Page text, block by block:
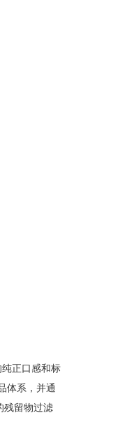
正口感和标
体系，并通
残留物过滤